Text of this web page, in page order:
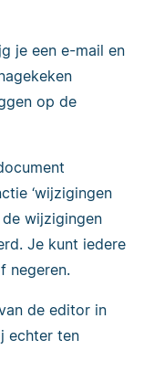
je een e-mail en
op de
‘wijzigingen
wijzigingen
Je kunt iedere
negeren.
de editor in
echter ten